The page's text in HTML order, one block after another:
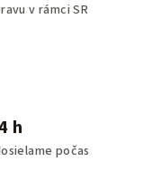
v rámci SR
h
počas